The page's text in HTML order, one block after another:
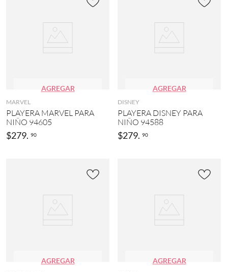
AGREGAR
MARVEL
PLAYERA MARVEL PARA
NIÑO 94605
$279. 90
AGREGAR
DISNEY
PLAYERA DISNEY PARA
NIÑO 94588
$279. 90
AGREGAR AGREGAR